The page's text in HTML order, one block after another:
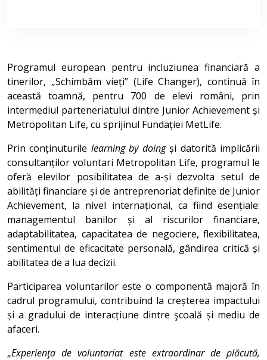
Programul european pentru incluziunea financiară a
tinerilor, „Schimbăm vieți” (Life Changer), continuă în
această toamnă, pentru 700 de elevi români, prin
intermediul parteneriatului dintre Junior Achievement și
Metropolitan Life, cu sprijinul Fundației MetLife.
Prin conținuturile learning by doingși datorită implicării
consultanților voluntari Metropolitan Life, programul le
oferă elevilor posibilitatea de a-și dezvolta setul de
abilități financiare și de antreprenoriat definite de Junior
Achievement, la nivel internațional, ca fiind esențiale:
managementul banilor și al riscurilor financiare,
adaptabilitatea, capacitatea de negociere, flexibilitatea,
sentimentul de eficacitate personală, gândirea critică și
abilitatea de a lua decizii.
Participarea voluntarilor este o componentă majoră în
cadrul programului, contribuind la creșterea impactului
și a gradului de interacțiune dintre şcoală și mediu de
afaceri.
„Experienţa de voluntariat este extraordinar de plăcută,